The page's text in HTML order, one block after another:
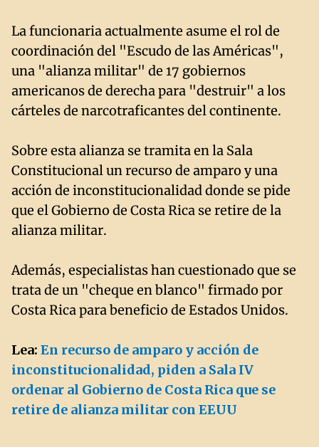
La funcionaria actualmente asume el rol de
coordinación del "Escudo de las Américas",
una "alianza militar" de 17 gobiernos
americanos de derecha para "destruir" a los
cárteles de narcotraficantes del continente.
Sobre esta alianza se tramita en la Sala
Constitucional un recurso de amparo y una
acción de inconstitucionalidad donde se pide
que el Gobierno de Costa Rica se retire de la
alianza militar.
Además, especialistas han cuestionado que se
trata de un "cheque en blanco" firmado por
Costa Rica para beneficio de Estados Unidos.
Lea: En recurso de amparo y acción de
inconstitucionalidad, piden a Sala IV
ordenar al Gobierno de Costa Rica que se
retire de alianza militar con EEUU